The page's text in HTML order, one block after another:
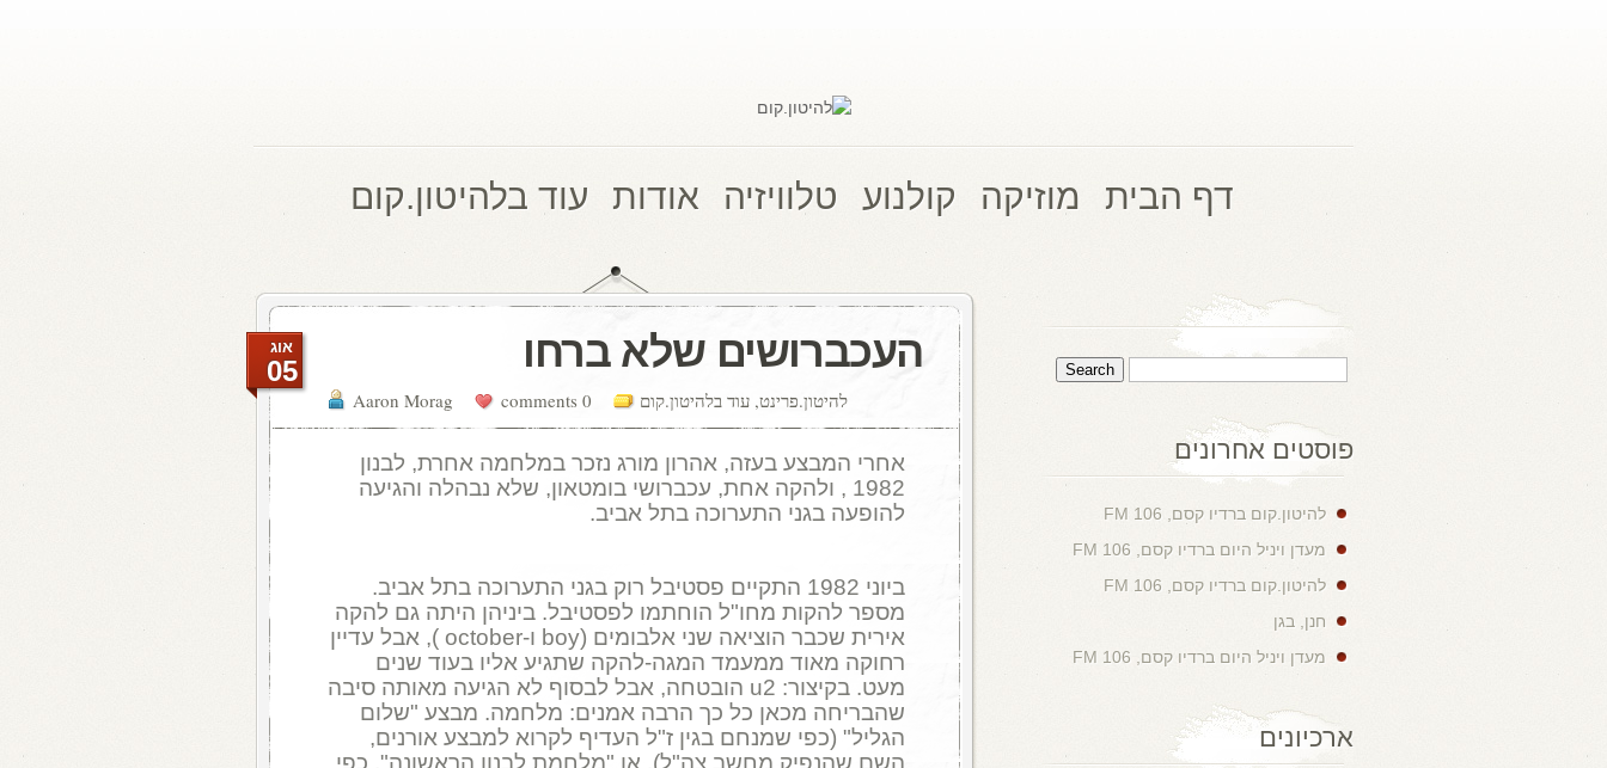
דף הבית מוזיקה קולנוע טלוויזיה אודות עוד בלהיטון.קום
העכברושים שלא ברחו
Aaron Morag 0 comments להיטון.פרינט, עוד בלהיטון.קום
אוג
05
אחרי המבצע בעזה, אהרון מורג נזכר במלחמה אחרת, לבנון
1982 , ולהקה אחת, עכברושי בומטאון, שלא נבהלה והגיעה
להופעה בגני התערוכה בתל אביב.
ביוני 1982 התקיים פסטיבל רוק בגני התערוכה בתל אביב.
מספר להקות מחו"ל הוחתמו לפסטיבל. ביניהן היתה גם להקה
אירית שכבר הוציאה שני אלבומים (boy ו-october ), אבל עדיין
רחוקה מאוד ממעמד המגה-להקה שתגיע אליו בעוד שנים
מעט. בקיצור: u2 הובטחה, אבל לבסוף לא הגיעה מאותה סיבה
שהבריחה מכאן כל כך הרבה אמנים: מלחמה. מבצע "שלום
הגליל" (כפי שמנחם בגין ז"ל העדיף לקרוא למבצע אורנים,
השם שהנפיק מחשב צה"ל), או "מלחמת לבנון הראשונה", כפי
פוסטים אחרונים
להיטון.קום ברדיו קסם, 106 FM
מעדן ויניל היום ברדיו קסם, 106 FM
להיטון.קום ברדיו קסם, 106 FM
חנן, בגן
מעדן ויניל היום ברדיו קסם, 106 FM
ארכיונים